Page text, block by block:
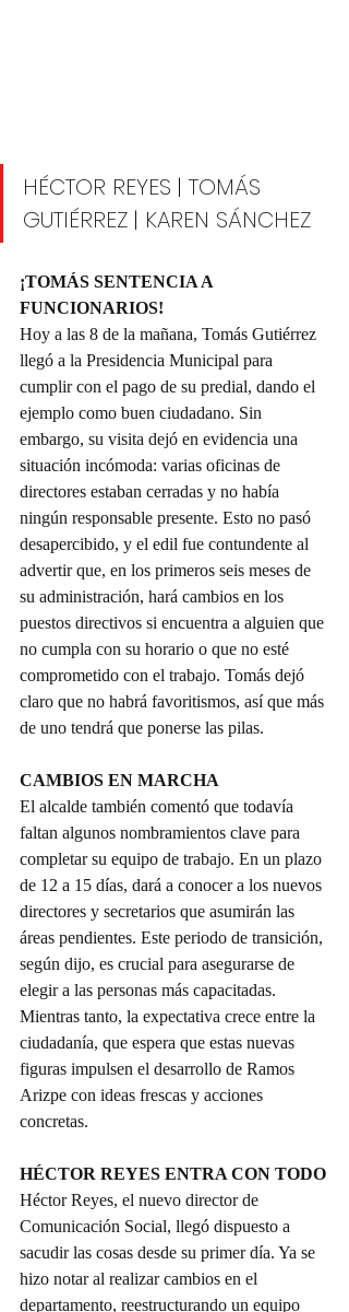
HÉCTOR REYES | TOMÁS
GUTIÉRREZ | KAREN SÁNCHEZ
¡TOMÁS SENTENCIA A
FUNCIONARIOS!
Hoy a las 8 de la mañana, Tomás Gutiérrez
llegó a la Presidencia Municipal para
cumplir con el pago de su predial, dando el
ejemplo como buen ciudadano. Sin
embargo, su visita dejó en evidencia una
situación incómoda: varias oficinas de
directores estaban cerradas y no había
ningún responsable presente. Esto no pasó
desapercibido, y el edil fue contundente al
advertir que, en los primeros seis meses de
su administración, hará cambios en los
puestos directivos si encuentra a alguien que
no cumpla con su horario o que no esté
comprometido con el trabajo. Tomás dejó
claro que no habrá favoritismos, así que más
de uno tendrá que ponerse las pilas.
CAMBIOS EN MARCHA
El alcalde también comentó que todavía
faltan algunos nombramientos clave para
completar su equipo de trabajo. En un plazo
de 12 a 15 días, dará a conocer a los nuevos
directores y secretarios que asumirán las
áreas pendientes. Este periodo de transición,
según dijo, es crucial para asegurarse de
elegir a las personas más capacitadas.
Mientras tanto, la expectativa crece entre la
ciudadanía, que espera que estas nuevas
figuras impulsen el desarrollo de Ramos
Arizpe con ideas frescas y acciones
concretas.
HÉCTOR REYES ENTRA CON TODO
Héctor Reyes, el nuevo director de
Comunicación Social, llegó dispuesto a
sacudir las cosas desde su primer día. Ya se
hizo notar al realizar cambios en el
departamento, reestructurando un equipo